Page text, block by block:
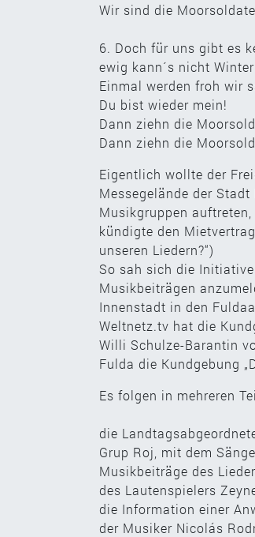
Wir sind die
6. Doch für uns gibt es
ewig kann´s nicht
Einmal werden froh wir
Du bist wieder mein!
Dann ziehn die
Dann ziehn die
Eigentlich wollte der
Messegelände der
Musikgruppen
kündigte den
unseren Liedern?“)
So sah sich die
Musikbeiträgen
Innenstadt in den
Weltnetz.tv hat die
Willi Schulze-Barantin
Fulda die Kundgebung
Es folgen in mehreren
die
Grup Roj, mit dem
Musikbeiträge des
des Lautenspielers
die Information einer
der Musiker Nicolás